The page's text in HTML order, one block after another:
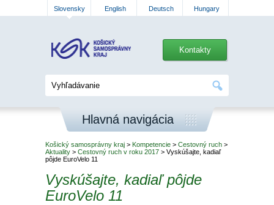
Slovensky English Deutsch Hungary
Kontakty
Hlavná navigácia
Košický samosprávny kraj > Kompetencie > Cestovný ruch >
Aktuality > Cestovný ruch v roku 2017 > Vyskúšajte, kadiaľ
pôjde EuroVelo 11
Vyskúšajte, kadiaľ pôjde
EuroVelo 11